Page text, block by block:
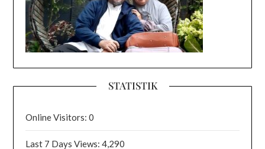
STATISTIK
Online Visitors:0
Last 7 Days Views:4,290